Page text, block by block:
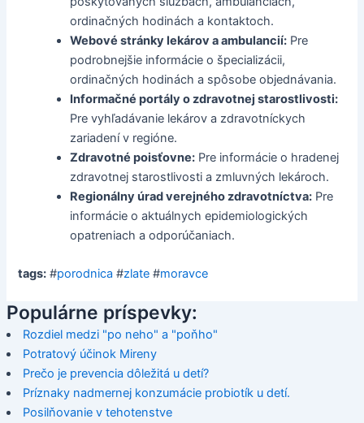
ordinačných hodinách a kontaktoch.
Webové stránky lekárov a ambulancií: Pre
podrobnejšie informácie o špecializácii,
ordinačných hodinách a spôsobe objednávania.
Informačné portály o zdravotnej starostlivosti:
Pre vyhľadávanie lekárov a zdravotníckych
zariadení v regióne.
Zdravotné poisťovne: Pre informácie o hradenej
zdravotnej starostlivosti a zmluvných lekároch.
Regionálny úrad verejného zdravotníctva: Pre
informácie o aktuálnych epidemiologických
opatreniach a odporúčaniach.
tags: #porodnica #zlate #moravce
Populárne príspevky:
Rozdiel medzi "po neho" a "poňho"
Potratový účinok Mireny
Prečo je prevencia dôležitá u detí?
Príznaky nadmernej konzumácie probiotík u detí.
Posilňovanie v tehotenstve